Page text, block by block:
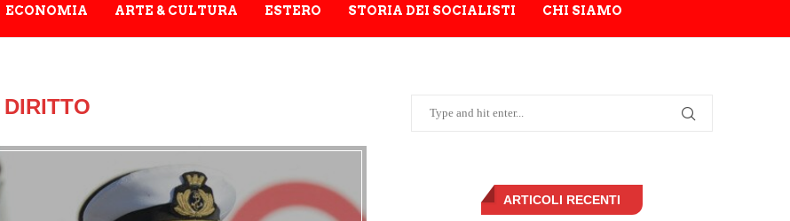
ECONOMIA ARTE & CULTURA ESTERO STORIA DEI SOCIALISTI CHI SIAMO
DIRITTO
ARTICOLI RECENTI